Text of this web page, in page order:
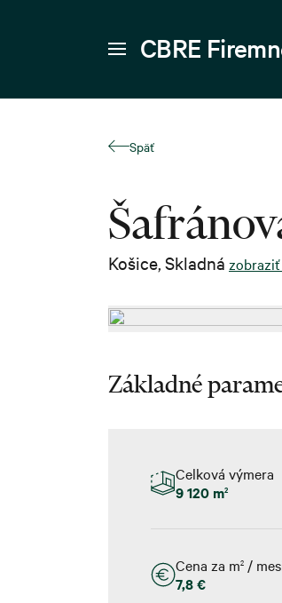
CBRE
Späť
Košice, Skladná
Základné
Celková výmera
9 120 m2
Cena za m2 /
7,8 €